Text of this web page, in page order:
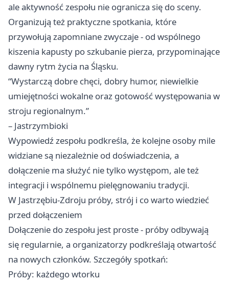
ale aktywność zespołu nie ogranicza się do sceny.
Organizują też praktyczne spotkania, które
przywołują zapomniane zwyczaje - od wspólnego
kiszenia kapusty po szkubanie pierza, przypominające
dawny rytm życia na Śląsku.
“Wystarczą dobre chęci, dobry humor, niewielkie
umiejętności wokalne oraz gotowość występowania w
stroju regionalnym.”
– Jastrzymbioki
Wypowiedź zespołu podkreśla, że kolejne osoby mile
widziane są niezależnie od doświadczenia, a
dołączenie ma służyć nie tylko występom, ale też
integracji i wspólnemu pielęgnowaniu tradycji.
W Jastrzębiu-Zdroju próby, strój i co warto wiedzieć
przed dołączeniem
Dołączenie do zespołu jest proste - próby odbywają
się regularnie, a organizatorzy podkreślają otwartość
na nowych członków. Szczegóły spotkań:
Próby: każdego wtorku